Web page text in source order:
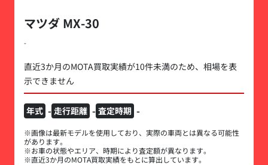
マツダ MX-30
-
直近3か月のMOTA買取実績が10件未満のため、相場を表
示できません
年式 - 走行距離 - 査定時期 -
※画像は最新モデルを使用しており、実際の車両とは異なる可能性
があります。
※お車の状態やエリア、時期により査定額が異なります。
※直近3か月のMOTA買取実績をもとに算出しています。